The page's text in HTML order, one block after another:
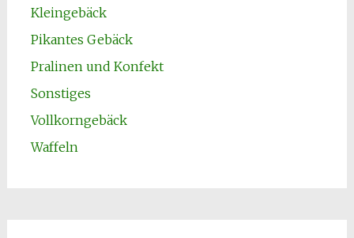
Kleingebäck
Pikantes Gebäck
Pralinen und Konfekt
Sonstiges
Vollkorngebäck
Waffeln